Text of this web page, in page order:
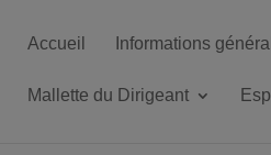
Accueil Informations
Mallette du Dirigeant